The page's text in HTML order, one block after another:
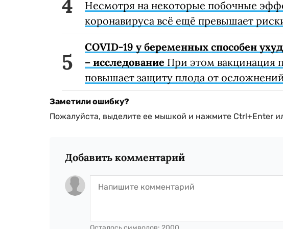
Несмотря на некоторые побочные
коронавируса всё ещё превышает
COVID-19 у беременных способен
– исследование При этом вакцинация
повышает защиту плода от
Заметили ошибку?
Пожалуйста, выделите ее мышкой и нажмите Ctrl+Enter
Добавить комментарий